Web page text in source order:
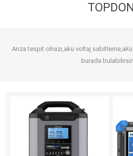
Arıza tespit cihazı,akü voltaj
burada